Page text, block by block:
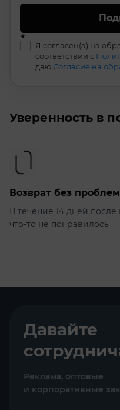
Я согласен(а) на
соответствии с
даю Согласие на
Уверенность в
Возврат без проблем
В течение 14 дней после
что-то не понравилось
Давайте
Реклама, оптовые
и корпоративные